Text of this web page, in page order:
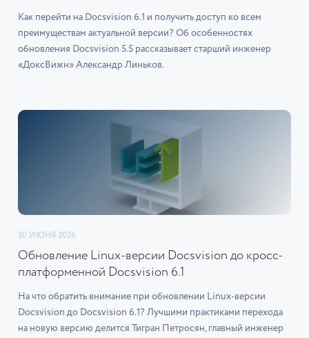
Как перейти на Docsvision 6.1 и получить доступ ко всем
преимуществам актуальной версии? Об особенностях
обновления Docsvision 5.5 рассказывает старший инженер
«ДоксВижн» Александр Линьков.
30 ИЮНЯ 2026
Обновление Linux-версии Docsvision до кросс-
платформенной Docsvision 6.1
На что обратить внимание при обновлении Linux-версии
Docsvision до Docsvision 6.1? Лучшими практиками перехода
на новую версию делится Тигран Петросян, главный инженер